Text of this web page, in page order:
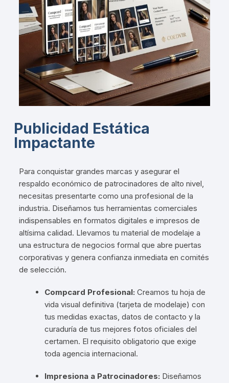
Publicidad Estática
Impactante
Para conquistar grandes marcas y asegurar el
respaldo económico de patrocinadores de alto nivel,
necesitas presentarte como una profesional de la
industria. Diseñamos tus herramientas comerciales
indispensables en formatos digitales e impresos de
altísima calidad. Llevamos tu material de modelaje a
una estructura de negocios formal que abre puertas
corporativas y genera confianza inmediata en comités
de selección.
Compcard Profesional: Creamos tu hoja de
vida visual definitiva (tarjeta de modelaje) con
tus medidas exactas, datos de contacto y la
curaduría de tus mejores fotos oficiales del
certamen. El requisito obligatorio que exige
toda agencia internacional.
Impresiona a Patrocinadores: Diseñamos